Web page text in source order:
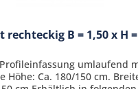
rechteckig B = 1,50 x H
umlaufend
Höhe: Ca. 180/150 cm.